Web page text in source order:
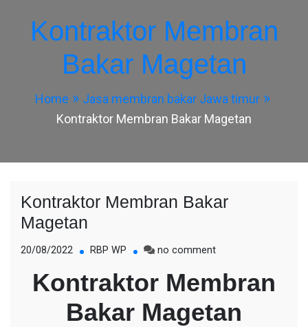
Kontraktor Membran
Bakar Magetan
Home
Jasa membran bakar Jawa timur
Kontraktor Membran Bakar Magetan
Kontraktor Membran Bakar
Magetan
20/08/2022 RBP WP no commenton
Membran
Bakar
Magetan
Kontraktor Membran
Bakar Magetan